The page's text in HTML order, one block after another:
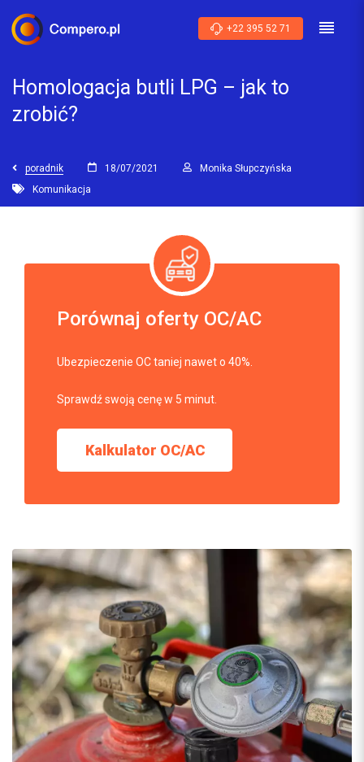
+22 395 52 71
Homologacja butli LPG – jak to
zrobić?
poradnik 18/07/2021
Monika Słupczyńska
Komunikacja
Porównaj oferty OC/AC
Ubezpieczenie OC taniej nawet o 40%.
Sprawdź swoją cenę w 5 minut.
Kalkulator OC/AC